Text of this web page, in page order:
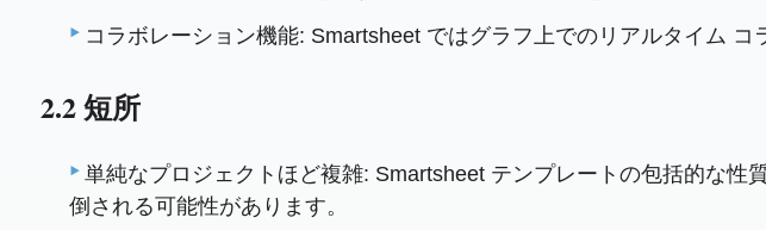
コラボレーション機能: Smartsheet ではグラフ上でのリアルタイム
2.2 短所
単純なプロジェクトほど複雑: Smartsheet テンプレートの包括的な
倒される可能性があります。